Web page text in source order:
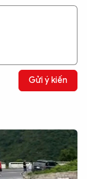
Gửi ý kiến